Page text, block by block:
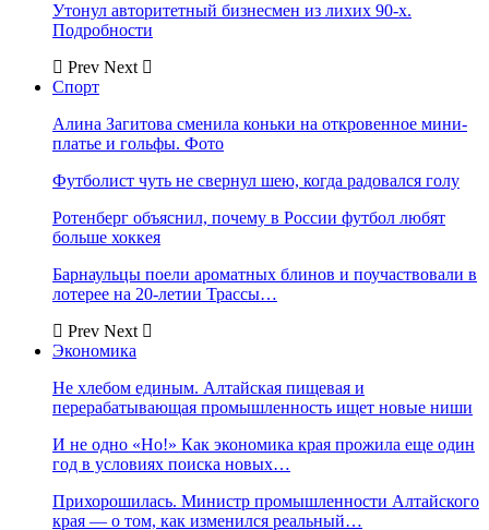
Утонул авторитетный бизнесмен из лихих 90-х.
Подробности
Prev Next
Спорт
Алина Загитова сменила коньки на откровенное мини-
платье и гольфы. Фото
Футболист чуть не свернул шею, когда радовался голу
Ротенберг объяснил, почему в России футбол любят
больше хоккея
Барнаульцы поели ароматных блинов и поучаствовали в
лотерее на 20-летии Трассы…
Prev Next
Экономика
Не хлебом единым. Алтайская пищевая и
перерабатывающая промышленность ищет новые ниши
И не одно «Но!» Как экономика края прожила еще один
год в условиях поиска новых…
Прихорошилась. Министр промышленности Алтайского
края — о том, как изменился реальный…